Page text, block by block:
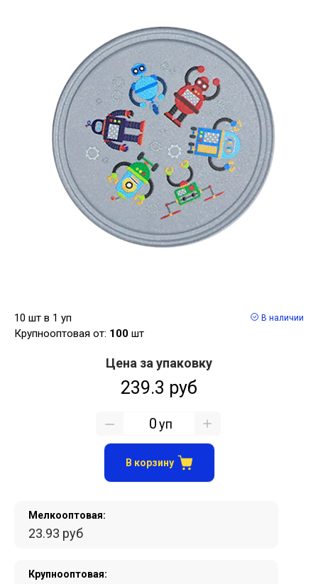
10 шт в 1 уп
Крупнооптовая от: 100 шт
В наличии
Мелкооптовая:
23.93 руб
Крупнооптовая:
Цена за упаковку
239.3 руб
уп
В корзину